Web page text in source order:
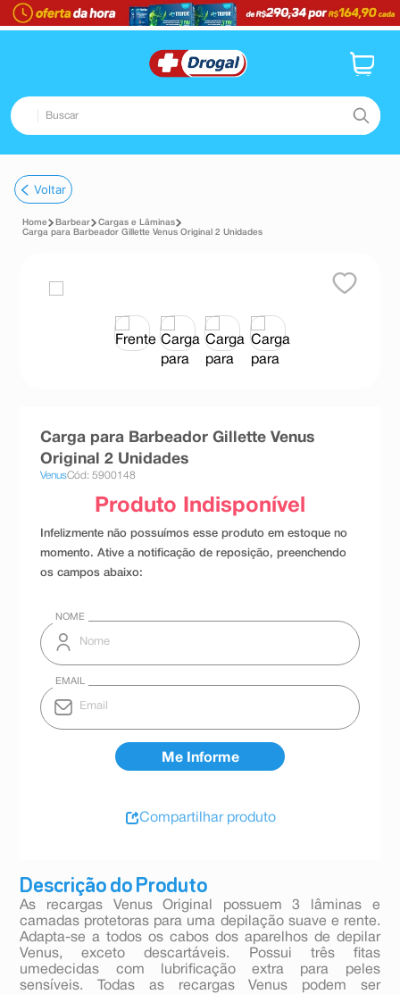
Buscar
1º fralda
2º dipirona
tadalafila
absorvente
ºshampoo
Voltar
Barbear
Cargas e Lâminas
Carga para Barbeador Gillette Venus Original 2 Unidades
Descrição do Produto
As recargas Venus Original possuem 3 lâminas e
camadas protetoras para uma depilação suave e rente.
Adapta-se a todos os cabos dos aparelhos de depilar
Venus, exceto descartáveis. Possui três fitas
umedecidas com lubrificação extra para peles
sensíveis. Todas as recargas Venus podem ser
Carga para Barbeador Gillette Venus
Original 2 Unidades
VenusCód: 5900148
Compartilhar produto